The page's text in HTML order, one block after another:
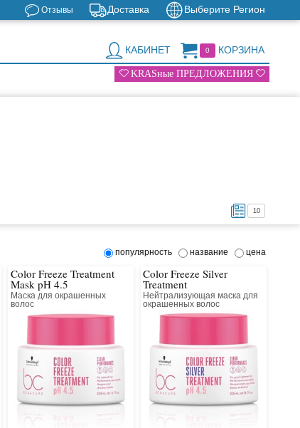
Выберите Регион
Доставка
Отзывы
0 КОРЗИНА
КАБИНЕТ
KRASные ПРЕДЛОЖЕНИЯ
10
популярность название цена
Color Freeze Treatment
Mask pH 4.5
Маска для окрашенных
волос
Color Freeze Silver
Treatment
Нейтрализующая маска для
окрашенных волос